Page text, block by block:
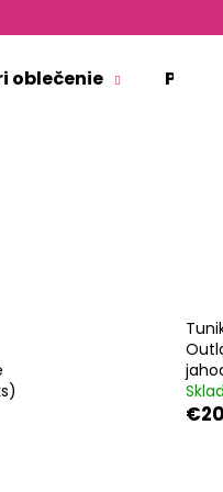
oblečenie Pre